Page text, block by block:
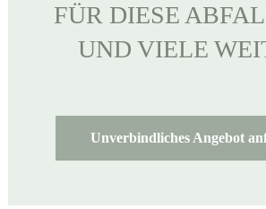
FÜR DIESE
UND VIELE
Unverbindliches Angebot